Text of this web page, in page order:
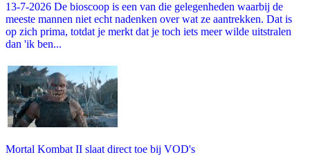
13-7-2026 De bioscoop is een van die gelegenheden waarbij de
meeste mannen niet echt nadenken over wat ze aantrekken. Dat is
op zich prima, totdat je merkt dat je toch iets meer wilde uitstralen
dan 'ik ben...
Mortal Kombat II slaat direct toe bij VOD's